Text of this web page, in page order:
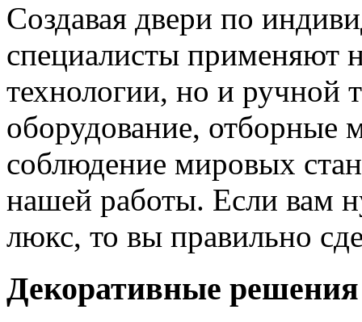
Создавая двери по
специалисты применяют
технологии, но и ручной
оборудование, отборные
соблюдение мировых
нашей работы. Если вам
люкс, то вы правильно
Декоративные решения